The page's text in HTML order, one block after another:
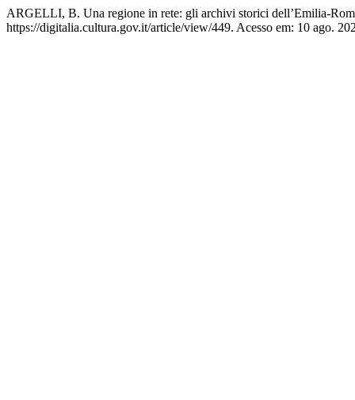
ARGELLI, B. Una regione in rete: gli archivi storici dell’Emilia-
https://digitalia.cultura.gov.it/article/view/449. Acesso em: 10 ago.